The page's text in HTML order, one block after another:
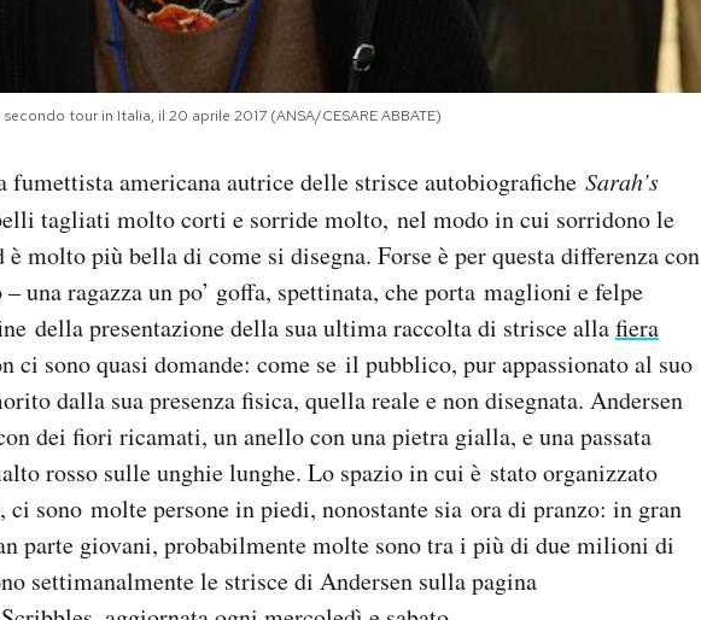
tour in Italia, il 20 aprile 2017 (ANSA/CESARE ABBATE)
fumettista americana autrice delle strisce autobiografiche Sarah’s
tagliati molto corti e sorride molto, nel modo in cui sorridono le
molto più bella di come si disegna. Forse è per questa differenza con
una ragazza un po’ goffa, spettinata, che porta maglioni e felpe
della presentazione della sua ultima raccolta di strisce allafiera
ci sono quasi domande: come se il pubblico, pur appassionato al suo
dalla sua presenza fisica, quella reale e non disegnata. Andersen
dei fiori ricamati, un anello con una pietra gialla, e una passata
rosso sulle unghie lunghe. Lo spazio in cui è stato organizzato
ci sono molte persone in piedi, nonostante sia ora di pranzo: in gran
parte giovani, probabilmente molte sono tra i più di due milioni di
settimanalmente le strisce di Andersen sulla pagina